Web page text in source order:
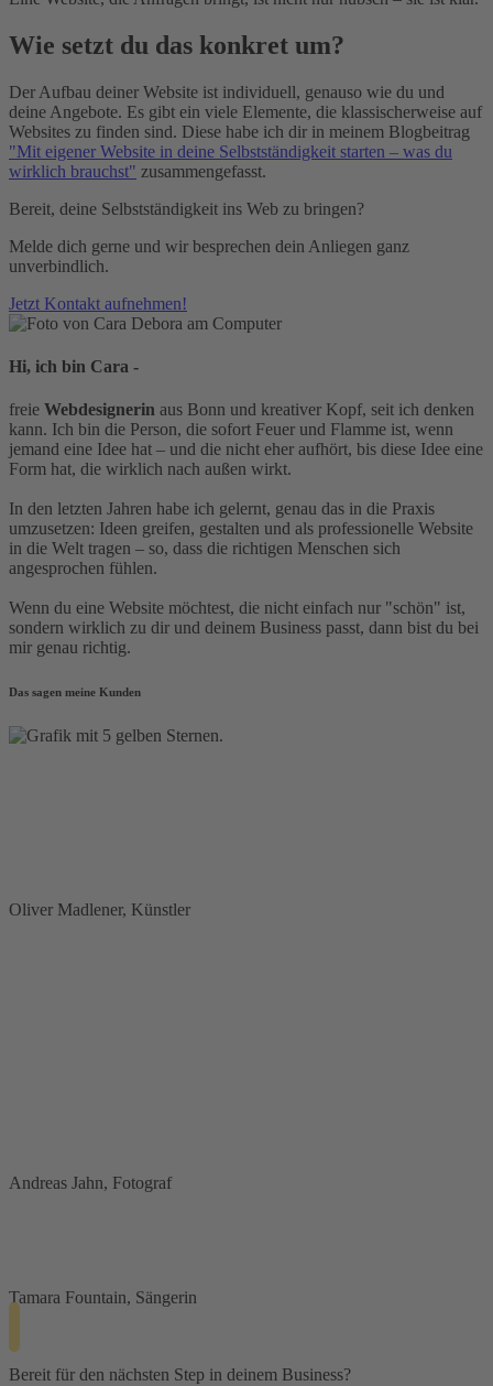
Wie setzt du das konkret um?
Der Aufbau deiner Website ist individuell, genauso wie du und
deine Angebote. Es gibt ein viele Elemente, die klassischerweise auf
Websites zu finden sind. Diese habe ich dir in meinem Blogbeitrag
"Mit eigener Website in deine Selbstständigkeit starten – was du
wirklich brauchst" zusammengefasst.
Bereit, deine Selbstständigkeit ins Web zu bringen?
Melde dich gerne und wir besprechen dein Anliegen ganz
unverbindlich.
Jetzt Kontakt aufnehmen!
Hi, ich bin Cara -
freie Webdesignerin aus Bonn und kreativer Kopf, seit ich denken
kann. Ich bin die Person, die sofort Feuer und Flamme ist, wenn
jemand eine Idee hat – und die nicht eher aufhört, bis diese Idee eine
Form hat, die wirklich nach außen wirkt.
In den letzten Jahren habe ich gelernt, genau das in die Praxis
umzusetzen: Ideen greifen, gestalten und als professionelle Website
in die Welt tragen – so, dass die richtigen Menschen sich
angesprochen fühlen.
Wenn du eine Website möchtest, die nicht einfach nur "schön" ist,
sondern wirklich zu dir und deinem Business passt, dann bist du bei
mir genau richtig.
Das sagen meine Kunden
Oliver Madlener, Künstler
Andreas Jahn, Fotograf
Tamara Fountain, Sängerin
Bereit für den nächsten Step in deinem Business?